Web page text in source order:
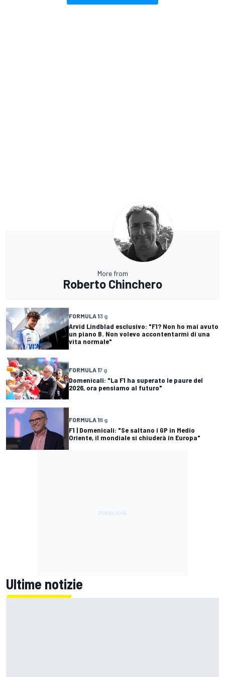
More from
Roberto Chinchero
FORMULA 13 g
Arvid Lindblad esclusivo: "F1? Non ho mai avuto
un piano B. Non volevo accontentarmi di una
vita normale"
FORMULA 17 g
Domenicali: "La F1 ha superato le paure del
2026, ora pensiamo al futuro"
FORMULA 18 g
F1 | Domenicali: "Se saltano i GP in Medio
Oriente, il mondiale si chiuderà in Europa"
Ultime notizie